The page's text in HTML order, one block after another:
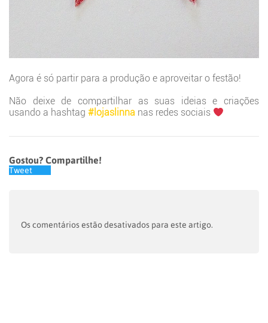
Agora é só partir para a produção e aproveitar o festão!
Não deixe de compartilhar as suas ideias e criações
usando a hashtag #lojaslinna nas redes sociais
Gostou? Compartilhe!
Tweet
Os comentários estão desativados para este artigo.